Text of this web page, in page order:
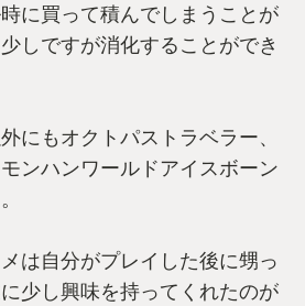
に買って積んでしまうことが
しですが消化することができ
にもオクトパストラベラー、
ンハンワールドアイスボーン
は自分がプレイした後に甥っ
少し興味を持ってくれたのが